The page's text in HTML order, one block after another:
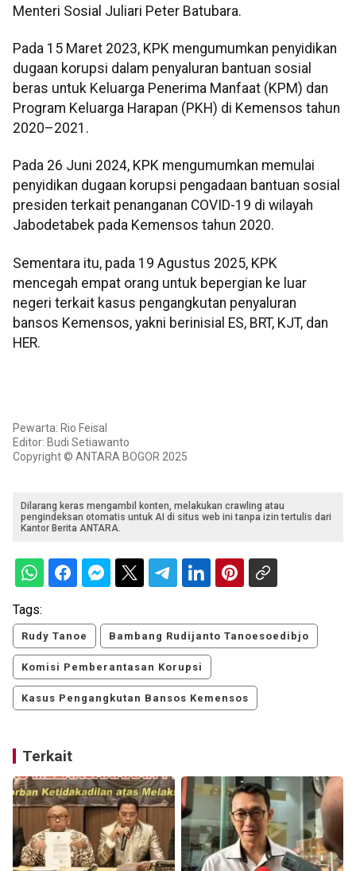
Menteri Sosial Juliari Peter Batubara.
Pada 15 Maret 2023, KPK mengumumkan penyidikan
dugaan korupsi dalam penyaluran bantuan sosial
beras untuk Keluarga Penerima Manfaat (KPM) dan
Program Keluarga Harapan (PKH) di Kemensos tahun
2020–2021.
Pada 26 Juni 2024, KPK mengumumkan memulai
penyidikan dugaan korupsi pengadaan bantuan sosial
presiden terkait penanganan COVID-19 di wilayah
Jabodetabek pada Kemensos tahun 2020.
Sementara itu, pada 19 Agustus 2025, KPK
mencegah empat orang untuk bepergian ke luar
negeri terkait kasus pengangkutan penyaluran
bansos Kemensos, yakni berinisial ES, BRT, KJT, dan
HER.
Pewarta: Rio Feisal
Editor: Budi Setiawanto
Copyright © ANTARA BOGOR 2025
Dilarang keras mengambil konten, melakukan crawling atau
pengindeksan otomatis untuk AI di situs web ini tanpa izin tertulis dari
Kantor Berita ANTARA.
Tags:
Rudy Tanoe Bambang Rudijanto Tanoesoedibjo
Komisi Pemberantasan Korupsi
Kasus Pengangkutan Bansos Kemensos
Terkait